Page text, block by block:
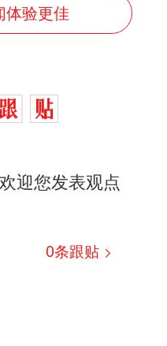
体验更佳
迎您发表观点
0条跟贴